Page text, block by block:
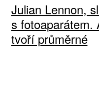
Julian Lennon,
s fotoaparátem.
tvoří průměrné